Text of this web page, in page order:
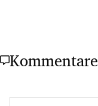
Kommentare